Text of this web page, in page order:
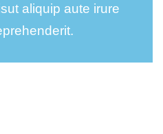
aliquip aute irure